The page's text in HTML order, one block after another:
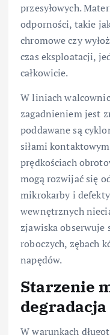
przesyłowych.
odporności, takie
chromowe czy
czas eksploatacji,
całkowicie.
W liniach
zagadnieniem jest
poddawane są
siłami
prędkościach
mogą rozwijać się
mikrokarby i
wewnętrznych
zjawiska obserwuje
roboczych, zębach
napędów.
Starzenie
W warunkach